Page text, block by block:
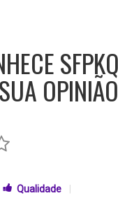
OPINIÃO
Qualidade